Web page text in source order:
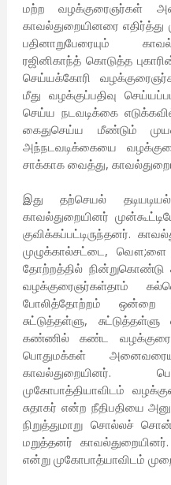
மற்ற வழக்குரைஞர்கள்
காவல்துறையினரை
பதினாறுபேரையும்
ரஜினிகாந்த் கொடுத்த
செய்யக்கோரி
மீது வழக்குப்பதிவு
செய்ய நடவடிக்கை
கைதுசெய்ய மீண்டும்
அந்நடவடிக்கையை
சாக்காக வைத்து,
இது தற்செயல்
காவல்துறையினர்
குவிக்கப்பட்டிருந்தனர்.
முழுக்கால்சட்டை,
தோற்றத்தில்
வழக்குரைஞர்கள்தாம்
போலித்தோற்றம் ஒன்றை
சுட்டுத்தள்ளு,
கண்ணில் கண்ட
பொதுமக்கள்
காவல்துறையினர்.
முகோபாத்தியாவிடம்
சுதாகர் என்ற நீதிபதியை
நிறுத்துமாறு சொல்லச்
மறுத்தனர் காவல்துறையினர்.
என்று முகோபாத்யாவிடம்